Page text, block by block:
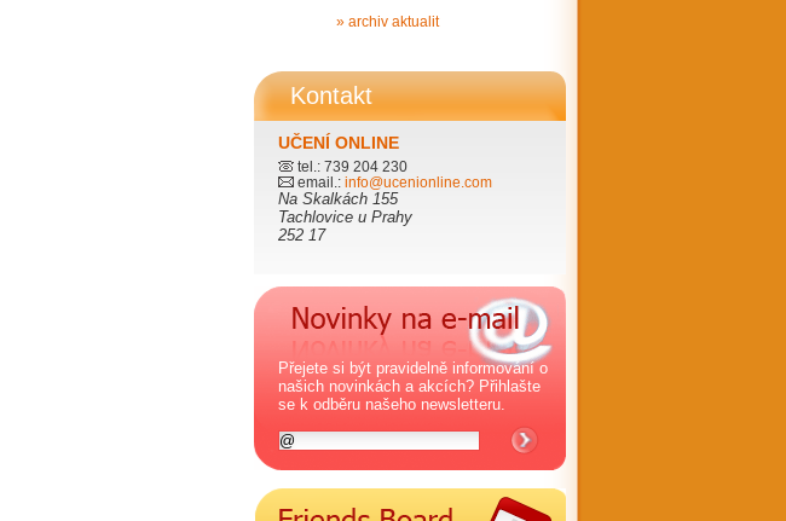
» archiv aktualit
Kontakt
UČENÍ ONLINE
tel.: 739 204 230
email.: info@ucenionline.com
Na Skalkách 155
Tachlovice u Prahy
252 17
Přejete si být pravidelně informování o
našich novinkách a akcích? Přihlašte
se k odběru našeho newsletteru.